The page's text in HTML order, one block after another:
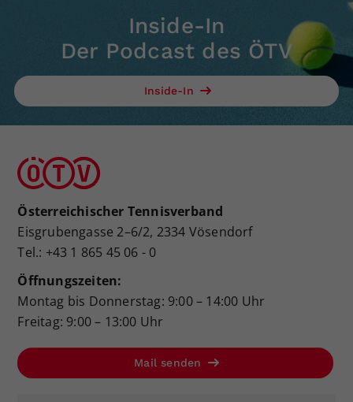
Inside-In
Der Podcast des ÖTV
Inside-In
Österreichischer Tennisverband
Eisgrubengasse 2–6/2, 2334 Vösendorf
Tel.: +43 1 865 45 06 - 0
Öffnungszeiten:
Montag bis Donnerstag: 9:00 – 14:00 Uhr
Freitag: 9:00 – 13:00 Uhr
Mail senden